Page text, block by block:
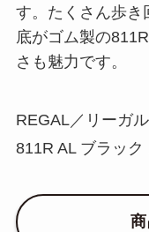
す。たくさん歩き
底がゴム製の
さも魅力です。
REGAL／リーガル
811R AL ブラッ